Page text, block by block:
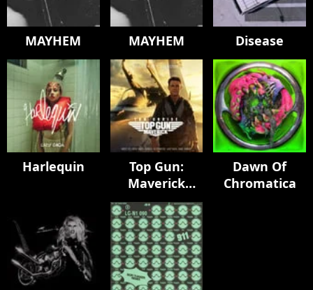
MAYHEM MAYHEM Disease
Harlequin
Top Gun:
Maverick
(Music From
The Motion
Picture)
Dawn Of
Chromatica